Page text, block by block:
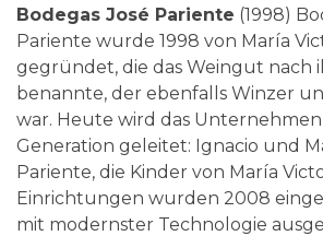
Bodegas José Pariente (1998)
Pariente wurde 1998 von María
gegründet, die das Weingut nach
benannte, der ebenfalls Winzer
war. Heute wird das
Generation geleitet: Ignacio und
Pariente, die Kinder von María
Einrichtungen wurden 2008
mit modernster Technologie